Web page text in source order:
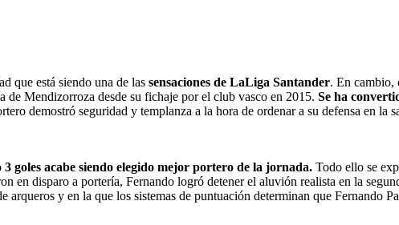
que está siendo una de las sensaciones de LaLiga Santander. En cambio,
de Mendizorroza desde su fichaje por el club vasco en 2015. Se ha
demostró seguridad y templanza a la hora de ordenar a su defensa en
goles acabe siendo elegido mejor portero de la jornada. Todo ello se
en disparo a portería, Fernando logró detener el aluvión realista en la
arqueros y en la que los sistemas de puntuación determinan que Fernando